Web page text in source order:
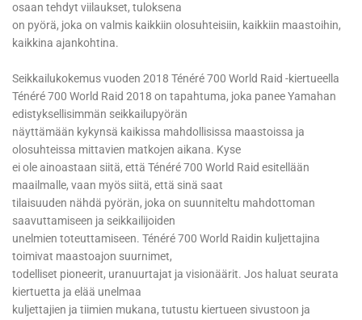
osaan tehdyt viilaukset, tuloksena
on pyörä, joka on valmis kaikkiin olosuhteisiin, kaikkiin maastoihin,
kaikkina ajankohtina.
Seikkailukokemus vuoden 2018 Ténéré 700 World Raid -kiertueella
Ténéré 700 World Raid 2018 on tapahtuma, joka panee Yamahan
edistyksellisimmän seikkailupyörän
näyttämään kykynsä kaikissa mahdollisissa maastoissa ja
olosuhteissa mittavien matkojen aikana. Kyse
ei ole ainoastaan siitä, että Ténéré 700 World Raid esitellään
maailmalle, vaan myös siitä, että sinä saat
tilaisuuden nähdä pyörän, joka on suunniteltu mahdottoman
saavuttamiseen ja seikkailijoiden
unelmien toteuttamiseen. Ténéré 700 World Raidin kuljettajina
toimivat maastoajon suurnimet,
todelliset pioneerit, uranuurtajat ja visionäärit. Jos haluat seurata
kiertuetta ja elää unelmaa
kuljettajien ja tiimien mukana, tutustu kiertueen sivustoon ja